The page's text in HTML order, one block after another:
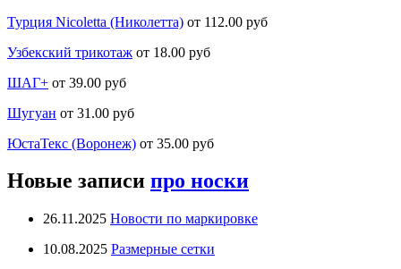
Турция Nicoletta (Николетта) от 112.00 руб
Узбекский трикотаж от 18.00 руб
ШАГ+ от 39.00 руб
Шугуан от 31.00 руб
ЮстаТекс (Воронеж) от 35.00 руб
Новые записи про носки
26.11.2025 Новости по маркировке
10.08.2025 Размерные сетки